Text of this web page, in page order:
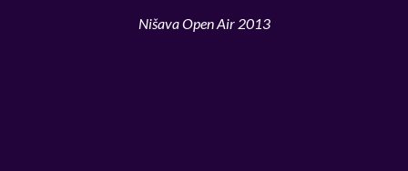
Nišava Open Air 2013